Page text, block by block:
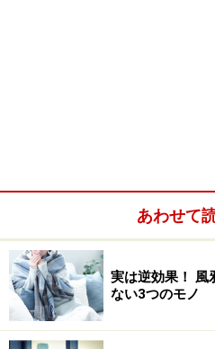
あわせて
実は逆効果！ 風
ない3つのモノ